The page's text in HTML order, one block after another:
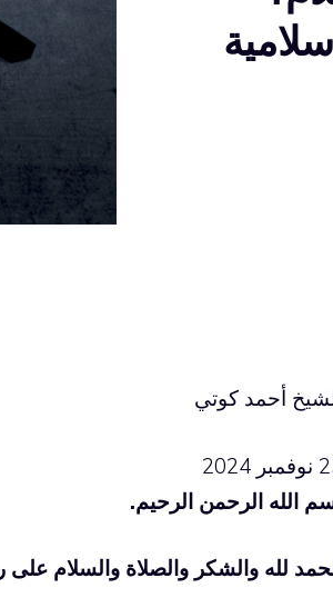
أحمد كوتي
2024
الله الرحمن الرحيم.
لله والشكر والصلاة والسلام